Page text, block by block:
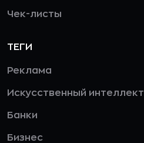
Чек-листы
ТЕГИ
Реклама
Искусственный интеллект
Банки
Бизнес